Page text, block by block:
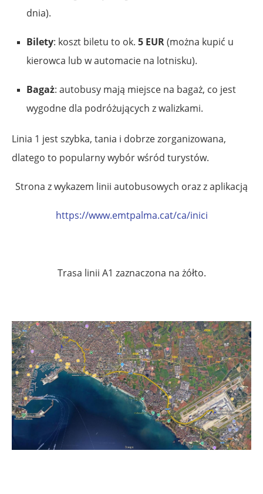
dnia).
Bilety: koszt biletu to ok. 5 EUR(można kupić u
kierowca lub w automacie na lotnisku).
Bagaż: autobusy mają miejsce na bagaż, co jest
wygodne dla podróżujących z walizkami.
Linia 1 jest szybka, tania i dobrze zorganizowana,
dlatego to popularny wybór wśród turystów.
Strona z wykazem linii autobusowych oraz z aplikacją
https://www.emtpalma.cat/ca/inici
Trasa linii A1 zaznaczona na żółto.